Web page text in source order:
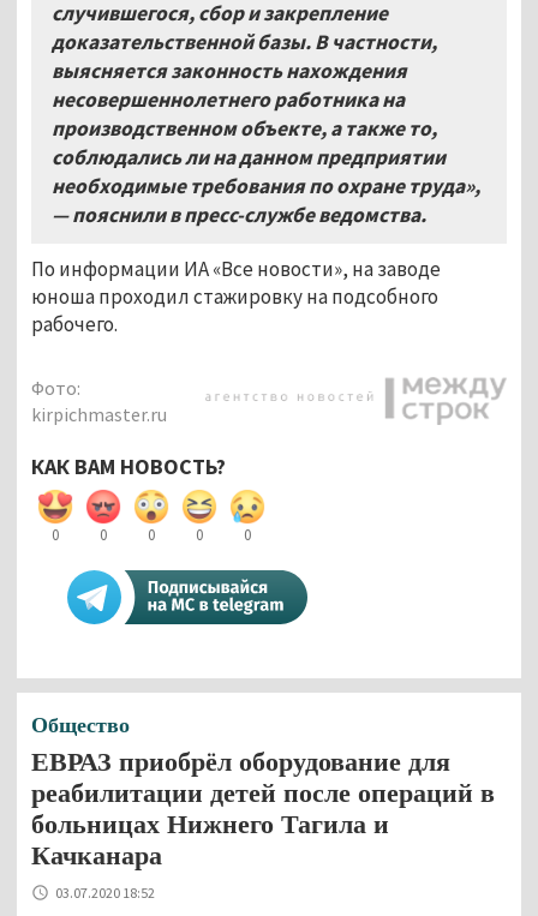
случившегося, сбор и закрепление
доказательственной базы. В частности,
выясняется законность нахождения
несовершеннолетнего работника на
производственном объекте, а также то,
соблюдались ли на данном предприятии
необходимые требования по охране труда»,
— пояснили в пресс-службе ведомства.
По информации ИА «Все новости», на заводе
юноша проходил стажировку на подсобного
рабочего.
Фото:
kirpichmaster.ru
КАК ВАМ НОВОСТЬ?
0 0 0 0 0
Общество
ЕВРАЗ приобрёл оборудование для
реабилитации детей после операций в
больницах Нижнего Тагила и
Качканара
03.07.2020 18:52